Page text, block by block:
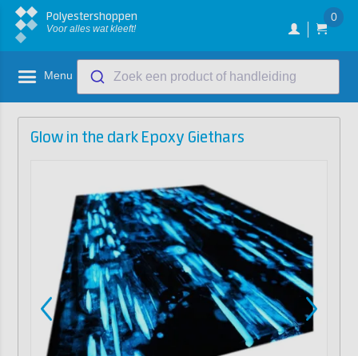
Polyestershoppen
Voor alles wat kleeft!
0
Menu Zoek een product of handleiding
Glow in the dark Epoxy Giethars